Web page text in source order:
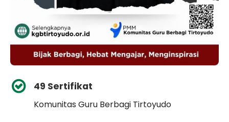
49 Sertifikat
Komunitas Guru Berbagi Tirtoyudo